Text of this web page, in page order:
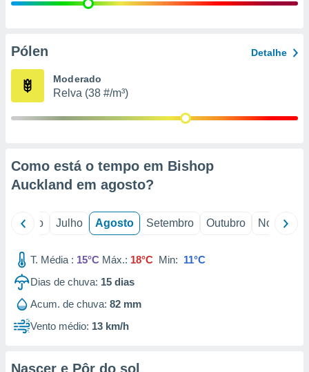
e
de
Pólen Detalhe
Moderado
Relva (38 #/m³)
Como está o tempo em Bishop
Auckland em agosto?
Junho Julho Agosto Setembro Outubro Novembro
T. Média : 15°C Máx.: 18°C Min: 11°C
Dias de chuva: 15 dias
Acum. de chuva: 82 mm
Vento médio: 13 km/h
Nascer e Pôr do sol